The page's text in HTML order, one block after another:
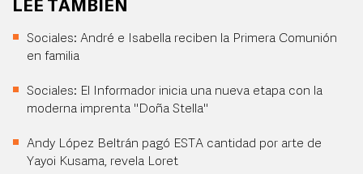
LEE TAMBIÉN
Sociales: André e Isabella reciben la Primera Comunión
en familia
Sociales: El Informador inicia una nueva etapa con la
moderna imprenta "Doña Stella"
Andy López Beltrán pagó ESTA cantidad por arte de
Yayoi Kusama, revela Loret